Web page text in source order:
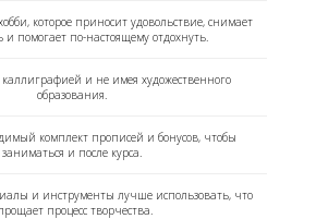
которое приносит удовольствие, снимает
и помогает по-настоящему отдохнуть.
и не имея художественного
образования.
комплект прописей и бонусов, чтобы
заниматься и после курса.
и инструменты лучше использовать, что
процесс творчества.